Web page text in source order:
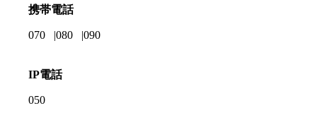
携帯電話
070 080 090
IP電話
050